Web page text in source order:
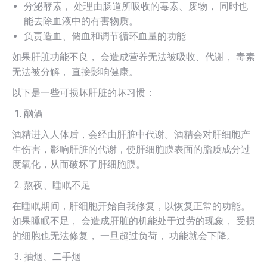
分泌酵素， 处理由肠道所吸收的毒素、废物， 同时也
能去除血液中的有害物质。
负责造血、储血和调节循环血量的功能
如果肝脏功能不良， 会造成营养无法被吸收、代谢， 毒素
无法被分解， 直接影响健康。
以下是一些可损坏肝脏的坏习惯：
酗酒
酒精进入人体后，会经由肝脏中代谢。酒精会对肝细胞产
生伤害，影响肝脏的代谢，使肝细胞膜表面的脂质成分过
度氧化，从而破坏了肝细胞膜。
熬夜、睡眠不足
在睡眠期间，肝细胞开始自我修复，以恢复正常的功能。
如果睡眠不足， 会造成肝脏的机能处于过劳的现象， 受损
的细胞也无法修复， 一旦超过负荷， 功能就会下降。
抽烟、二手烟